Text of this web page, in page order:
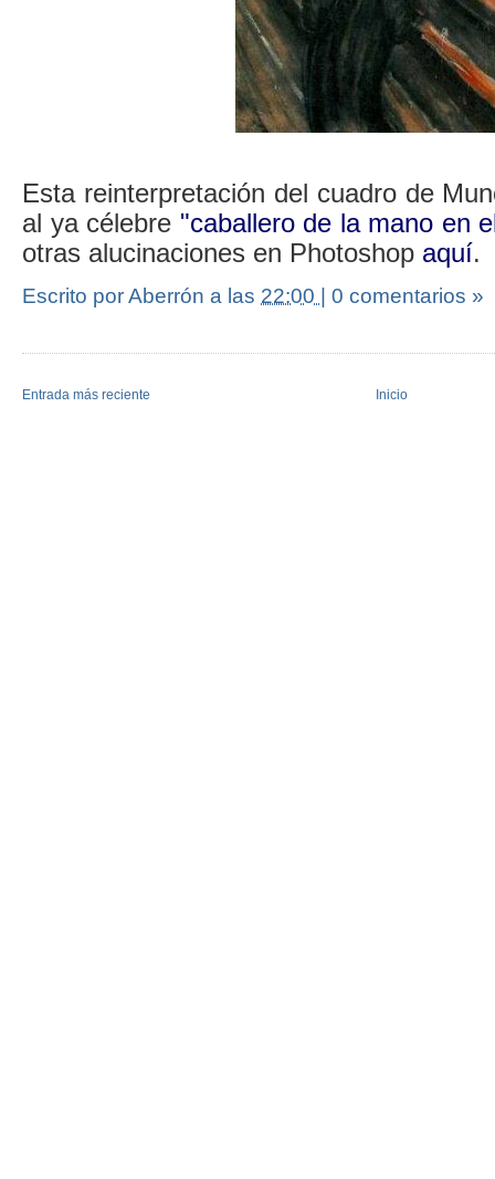
Esta reinterpretación del cuadro de
al ya célebre "caballero de la mano en
otras alucinaciones en Photoshop aquí.
Escrito por Aberrón a las 22:00 | 0 comentarios »
Entrada más reciente Inicio